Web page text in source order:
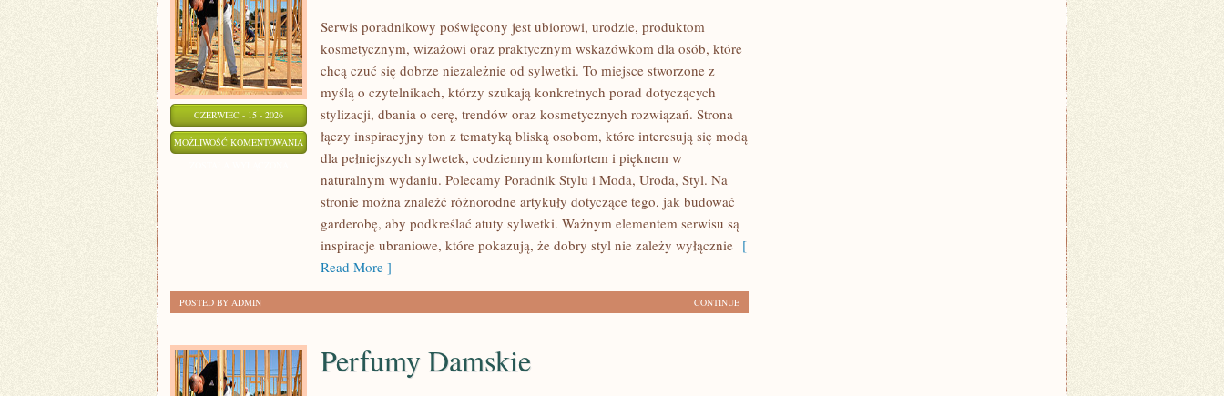
CZERWIEC - 15 - 2026
MOŻLIWOŚĆ KOMENTOWANIA PORADNIK
STYLU
Serwis poradnikowy poświęcony jest ubiorowi, urodzie, produktom
kosmetycznym, wizażowi oraz praktycznym wskazówkom dla osób, które
chcą czuć się dobrze niezależnie od sylwetki. To miejsce stworzone z
myślą o czytelnikach, którzy szukają konkretnych porad dotyczących
stylizacji, dbania o cerę, trendów oraz kosmetycznych rozwiązań. Strona
łączy inspiracyjny ton z tematyką bliską osobom, które interesują się modą
dla pełniejszych sylwetek, codziennym komfortem i pięknem w
naturalnym wydaniu. Polecamy Poradnik Stylu i Moda, Uroda, Styl. Na
stronie można znaleźć różnorodne artykuły dotyczące tego, jak budować
garderobę, aby podkreślać atuty sylwetki. Ważnym elementem serwisu są
inspiracje ubraniowe, które pokazują, że dobry styl nie zależy wyłącznie [
Read More ]
CONTINUE
POSTED BY ADMIN
Perfumy Damskie